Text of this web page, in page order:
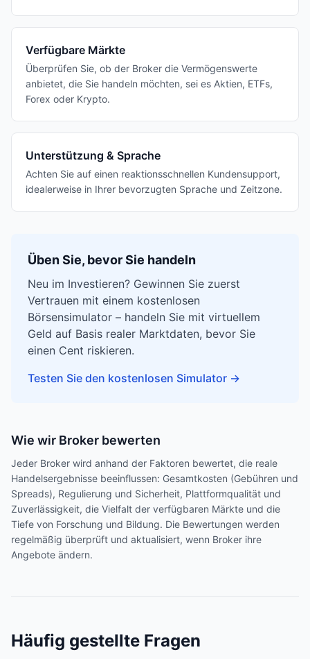
Verfügbare Märkte
Überprüfen Sie, ob der Broker die Vermögenswerte
anbietet, die Sie handeln möchten, sei es Aktien, ETFs,
Forex oder Krypto.
Unterstützung & Sprache
Achten Sie auf einen reaktionsschnellen Kundensupport,
idealerweise in Ihrer bevorzugten Sprache und Zeitzone.
Üben Sie, bevor Sie handeln
Neu im Investieren? Gewinnen Sie zuerst
Vertrauen mit einem kostenlosen
Börsensimulator – handeln Sie mit virtuellem
Geld auf Basis realer Marktdaten, bevor Sie
einen Cent riskieren.
Testen Sie den kostenlosen Simulator →
Wie wir Broker bewerten
Jeder Broker wird anhand der Faktoren bewertet, die reale
Handelsergebnisse beeinflussen: Gesamtkosten (Gebühren und
Spreads), Regulierung und Sicherheit, Plattformqualität und
Zuverlässigkeit, die Vielfalt der verfügbaren Märkte und die
Tiefe von Forschung und Bildung. Die Bewertungen werden
regelmäßig überprüft und aktualisiert, wenn Broker ihre
Angebote ändern.
Häufig gestellte Fragen